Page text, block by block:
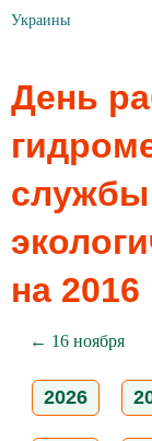
Украины
День
на
← 16 ноября
2026